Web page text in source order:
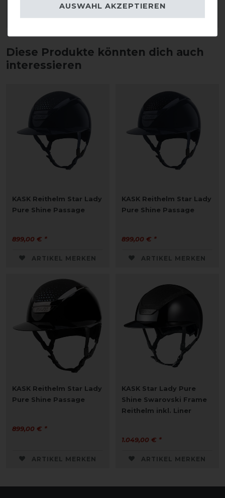
ARTIKEL MERKEN ARTIKEL MERKEN
Diese Produkte könnten dich auch
interessieren
KASK Reithelm Star Lady
Pure Shine Passage
899,00 € *
ARTIKEL MERKEN
KASK Reithelm Star Lady
Pure Shine Passage
899,00 € *
ARTIKEL MERKEN
KASK Reithelm Star Lady
Pure Shine Passage
899,00 € *
ARTIKEL MERKEN
KASK Star Lady Pure
Shine Swarovski Frame
Reithelm inkl. Liner
1.049,00 € *
ARTIKEL MERKEN
AUSWAHL AKZEPTIEREN